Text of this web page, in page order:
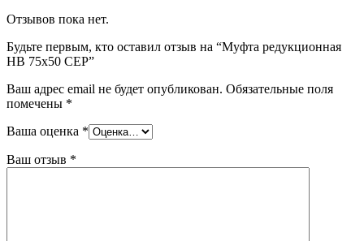
Отзывов пока нет.
Будьте первым, кто оставил отзыв на “Муфта редукционная
НВ 75х50 СЕР”
Ваш адрес email не будет опубликован. Обязательные поля
помечены *
Ваша оценка *
Ваш отзыв *